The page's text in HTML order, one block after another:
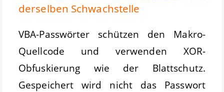
derselben Schwachstelle
VBA-Passwörter schützen den Makro-
Quellcode und verwenden XOR-
Obfuskierung wie der Blattschutz.
Gespeichert wird nicht das Passwort